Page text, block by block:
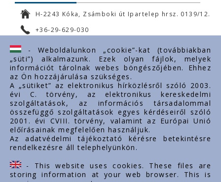
H-2243 Kóka, Zsámboki út Ipartelep hrsz. 0139/12.
+36-29-629-030
ertekesites@styron.hu
export@styron.hu
www.styron.hu
Doležité linky
O nás
Dokumenty
Kontakt
Kariéra
- Weboldalunkon „cookie”-kat (továbbiakban
„süti”) alkalmazunk. Ezek olyan fájlok, melyek
információt tárolnak webes böngészőjében. Ehhez
az Ön hozzájárulása szükséges.
A „sütiket” az elektronikus hírközlésről szóló 2003.
évi C. törvény, az elektronikus kereskedelmi
szolgáltatások, az információs társadalommal
összefüggő szolgáltatások egyes kérdéseiről szóló
2001. évi CVIII. törvény, valamint az Európai Unió
előírásainak megfelelően használjuk.
Az adatvédelmi tájékoztató kérésre betekintésre
rendelkezésre áll telephelyünkön.
- This website uses cookies. These files are
storing information at your web browser. This is